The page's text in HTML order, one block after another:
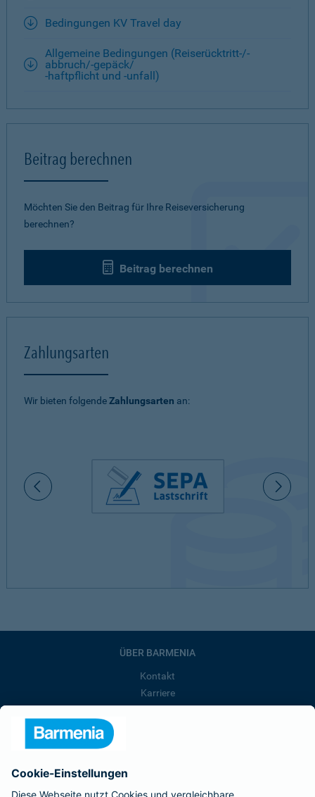
Bedingungen KV Travel day
Allgemeine Bedingungen (Reiserücktritt-/-
abbruch/-gepäck/
-haftpflicht und -unfall)
Beitrag berechnen
Möchten Sie den Beitrag für Ihre Reiseversicherung
berechnen?
Beitrag berechnen
Zahlungsarten
Wir bieten folgendeZahlungsarten an:
ÜBER BARMENIA
Kontakt
Karriere
Presse
Barmenia ist Teil der BarmeniaGothaer